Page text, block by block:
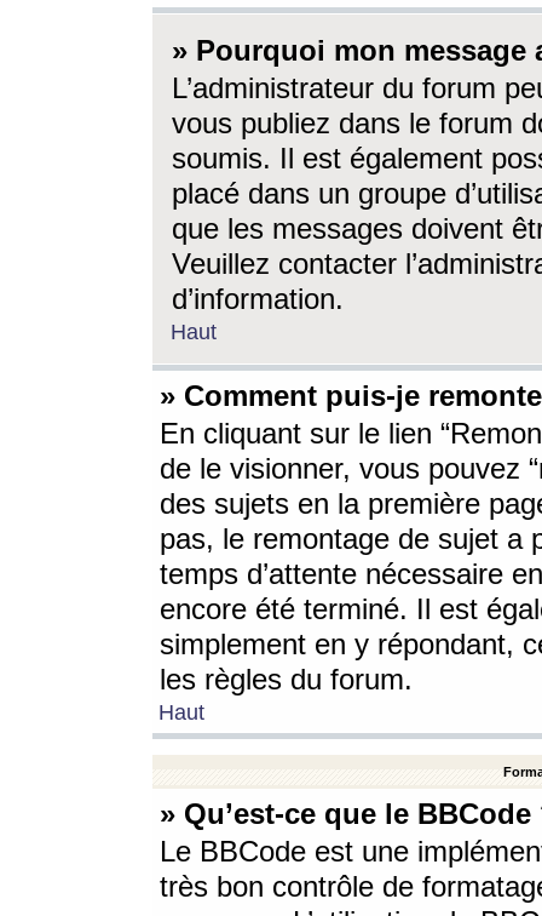
» Pourquoi mon message
L’administrateur du forum
vous publiez dans le forum
soumis. Il est également
placé dans un groupe
que les messages doivent
Veuillez contacter
d’information.
Haut
» Comment puis-je
En cliquant sur le lien
de le visionner, vous pouvez
des sujets en la première
pas, le remontage de sujet a
temps d’attente nécessaire
encore été terminé. Il est
simplement en y répondant,
les règles du forum.
Haut
» Qu’est-ce que le BBCode
Le BBCode est une
très bon contrôle de